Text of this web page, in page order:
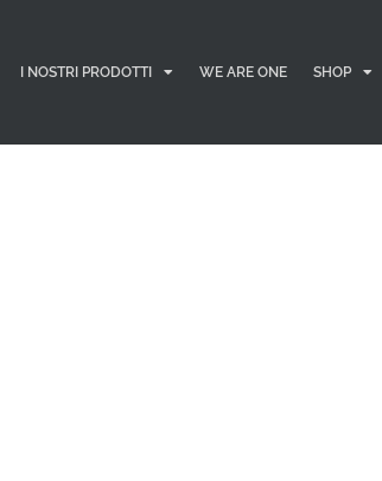
I NOSTRI PRODOTTI WE ARE ONE SHOP